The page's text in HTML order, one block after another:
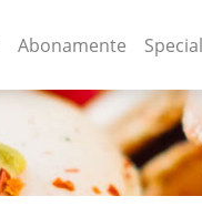
(current)
Abonamente